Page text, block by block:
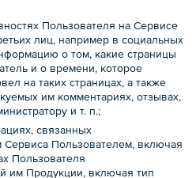
Пользователя на Сервисе
лиц, например в социальных
о том, какие страницы
и о времени, которое
на таких страницах, а также
им комментариях, отзывах,
и т. п.;
связанных
Сервиса Пользователем, включая
Пользователя
им Продукции, включая тип